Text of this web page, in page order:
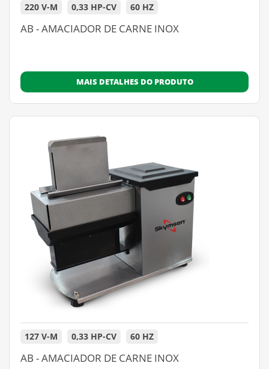
220 V-M 0,33 HP-CV 60 HZ
AB - AMACIADOR DE CARNE INOX
MAIS DETALHES DO PRODUTO
127 V-M 0,33 HP-CV 60 HZ
AB - AMACIADOR DE CARNE INOX